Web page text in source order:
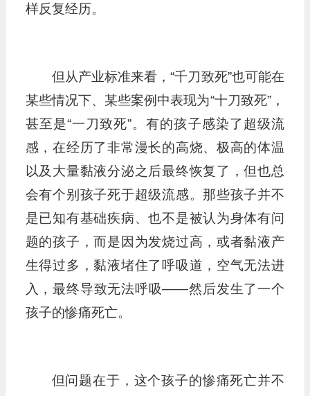
样反复经历。
但从产业标准来看，“千刀致死”也可能在
某些情况下、某些案例中表现为“十刀致死”，
甚至是“一刀致死”。有的孩子感染了超级流
感，在经历了非常漫长的高烧、极高的体温
以及大量黏液分泌之后最终恢复了，但也总
会有个别孩子死于超级流感。那些孩子并不
是已知有基础疾病、也不是被认为身体有问
题的孩子，而是因为发烧过高，或者黏液产
生得过多，黏液堵住了呼吸道，空气无法进
入，最终导致无法呼吸——然后发生了一个
孩子的惨痛死亡。
但问题在于，这个孩子的惨痛死亡并不